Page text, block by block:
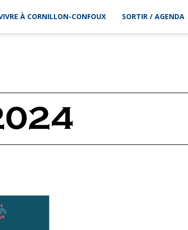
À CORNILLON-CONFOUX SORTIR / AGENDA